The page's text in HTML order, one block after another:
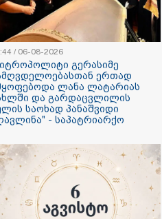
ემუქრება ნია
მას
08:44 / 06-08-2026
იმყოფებოდა
სახლში და
სულის
აღავლინა" -
/ 06-08-2026
გერასიმე
ერთად
ლანა ლატარიას
და გარდაცვლილის
საოხად პანაშვიდი
- საპატრიარქო